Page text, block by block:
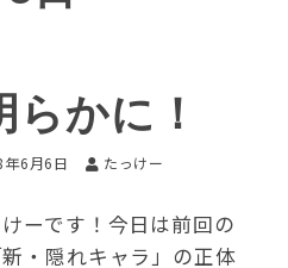
らかに！
6月6日 たっけー
ーです！今日は前回の
・隠れキャラ」の正体